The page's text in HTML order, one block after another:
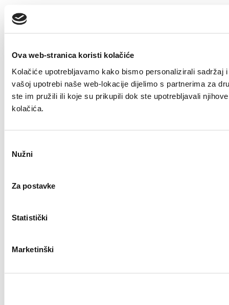
Ova web-stranica koristi kolačiće
Kolačiće upotrebljavamo kako bismo personalizirali
vašoj upotrebi naše web-lokacije dijelimo s partnerima za
ste im pružili ili koje su prikupili dok ste upotrebljavali
kolačića.
pristanka
Nužni
Za postavke
Statistički
Marketinški